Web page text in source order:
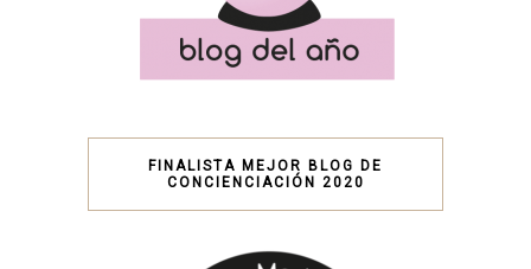
FINALISTA MEJOR BLOG DE
CONCIENCIACIÓN 2020